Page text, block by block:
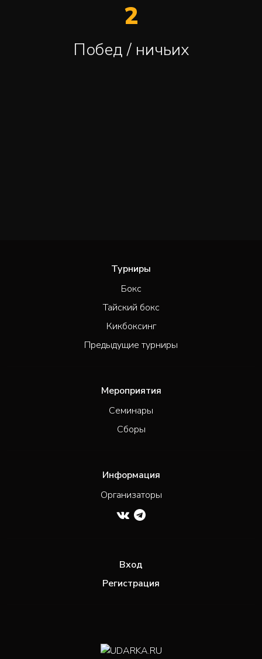
2
Побед / ничьих
Турниры
Бокс
Тайский бокс
Кикбоксинг
Предыдущие турниры
Мероприятия
Семинары
Сборы
Информация
Организаторы
Вход
Регистрация